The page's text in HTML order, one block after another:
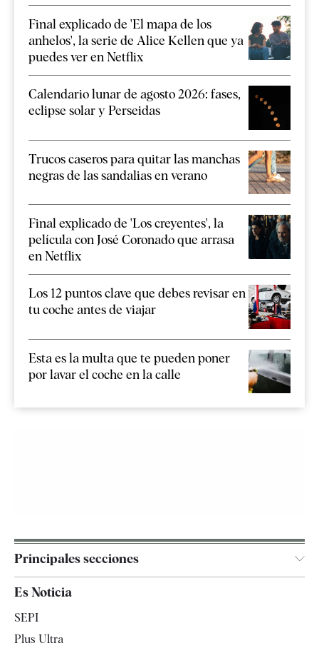
Final explicado de 'El mapa de los
anhelos', la serie de Alice Kellen que ya
puedes ver en Netflix
Calendario lunar de agosto 2026: fases,
eclipse solar y Perseidas
Trucos caseros para quitar las manchas
negras de las sandalias en verano
Final explicado de 'Los creyentes', la
película con José Coronado que arrasa
en Netflix
Los 12 puntos clave que debes revisar en
tu coche antes de viajar
Esta es la multa que te pueden poner
por lavar el coche en la calle
Principales secciones
España
Es Noticia
SEPI
Plus Ultra